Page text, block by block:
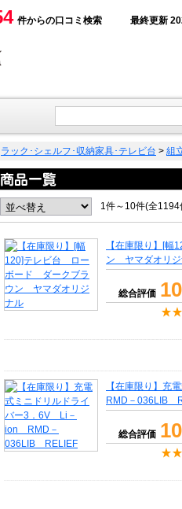
件からの口コミ検索 最終更新
ラック･シェルフ･収納家具･テレビ台 > 組
1件～10件(全
【在庫限り】[
ン ヤマダオリジ
総合評価
【在庫限り】
RMD－036LIB
総合評価